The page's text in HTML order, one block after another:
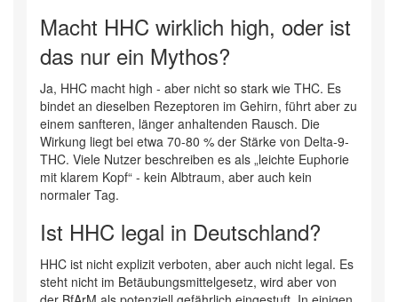
Macht HHC wirklich high, oder ist
das nur ein Mythos?
Ja, HHC macht high - aber nicht so stark wie THC. Es
bindet an dieselben Rezeptoren im Gehirn, führt aber zu
einem sanfteren, länger anhaltenden Rausch. Die
Wirkung liegt bei etwa 70-80 % der Stärke von Delta-9-
THC. Viele Nutzer beschreiben es als „leichte Euphorie
mit klarem Kopf“ - kein Albtraum, aber auch kein
normaler Tag.
Ist HHC legal in Deutschland?
HHC ist nicht explizit verboten, aber auch nicht legal. Es
steht nicht im Betäubungsmittelgesetz, wird aber von